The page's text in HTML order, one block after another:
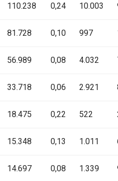
110.238 0,24 10.003
81.728 0,10 997
56.989 0,08 4.032
33.718 0,06 2.921
18.475 0,22 522
15.348 0,13 1.011
14.697 0,08 1.339